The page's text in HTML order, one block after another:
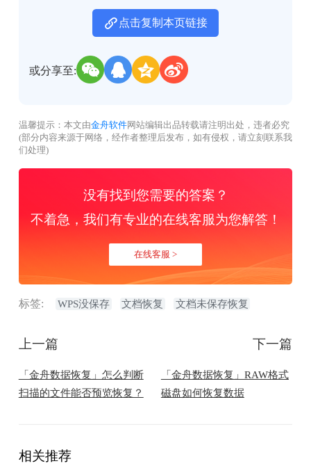
点击复制本页链接
或分享至:
温馨提示：本文由金舟软件网站编辑出品转载请注明出处，违者必究
(部分内容来源于网络，经作者整理后发布，如有侵权，请立刻联系我
们处理)
没有找到您需要的答案？
不着急，我们有专业的在线客服为您解答！
在线客服 >
标签: WPS没保存 文档恢复 文档未保存恢复
上一篇
「金舟数据恢复」怎么判断
扫描的文件能否预览恢复？
下一篇
「金舟数据恢复」RAW格式
磁盘如何恢复数据
相关推荐